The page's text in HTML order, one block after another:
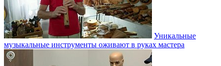
Уникальные
музыкальные инструменты оживают в руках мастера